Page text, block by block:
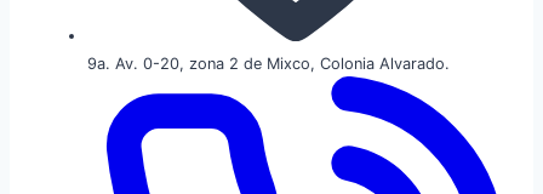
9a. Av. 0-20, zona 2 de Mixco, Colonia Alvarado.